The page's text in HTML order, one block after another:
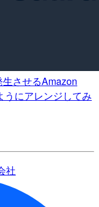
させるAmazon
うにアレンジしてみ
社